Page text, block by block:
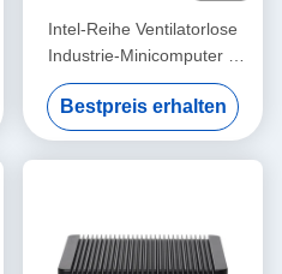
Intel-Reihe Ventilatorlose
Industrie-Minicomputer 4
Gigabit Ethernet LAN 6COM
Bestpreis erhalten